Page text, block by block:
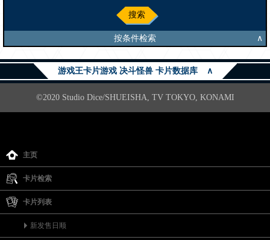
搜索
按条件检索 ∧
游戏王卡片游戏 决斗怪兽 卡片数据库 ∧
©2020 Studio Dice/SHUEISHA, TV TOKYO, KONAMI
主页
卡片检索
卡片列表
新发售日顺